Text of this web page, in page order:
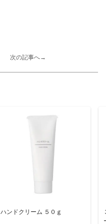
次の記事へ→
ハンドクリーム ５０ｇ